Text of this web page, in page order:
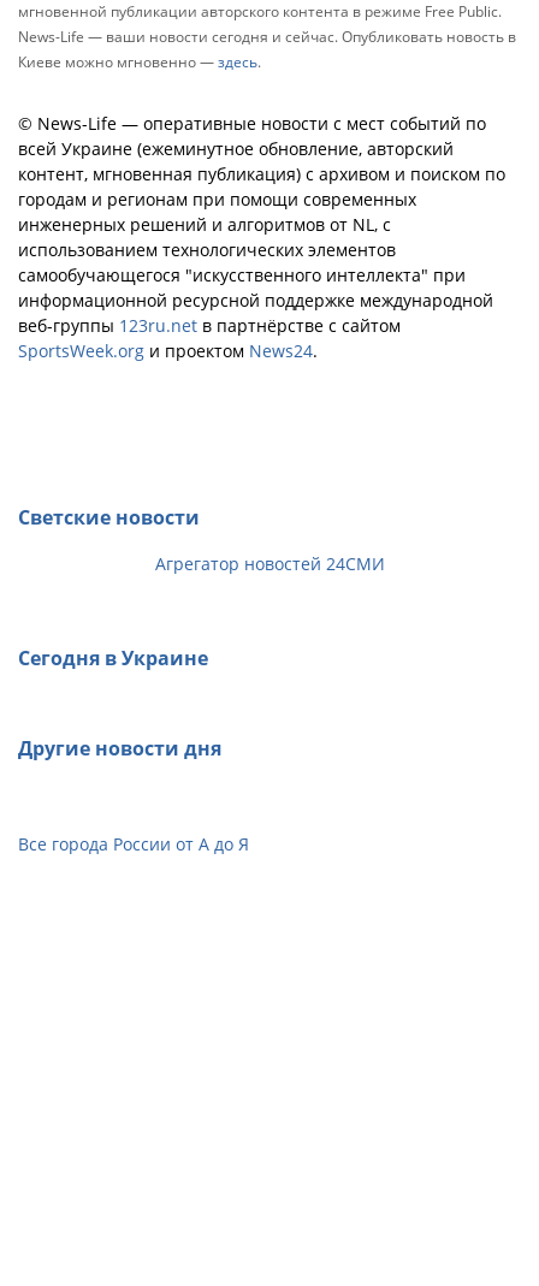
мгновенной публикации авторского контента в режиме Free Public.
News-Life — ваши новости сегодня и сейчас. Опубликовать новость в
Киеве можно мгновенно —здесь.
© News-Life — оперативные новости с мест событий по
всей Украине (ежеминутное обновление, авторский
контент, мгновенная публикация) с архивом и поиском по
городам и регионам при помощи современных
инженерных решений и алгоритмов от NL, с
использованием технологических элементов
самообучающегося "искусственного интеллекта" при
информационной ресурсной поддержке международной
веб-группы 123ru.net в партнёрстве с сайтом
SportsWeek.org и проектом News24.
Светские новости
Агрегатор новостей 24СМИ
Сегодня в Украине
Другие новости дня
Все города России от А до Я